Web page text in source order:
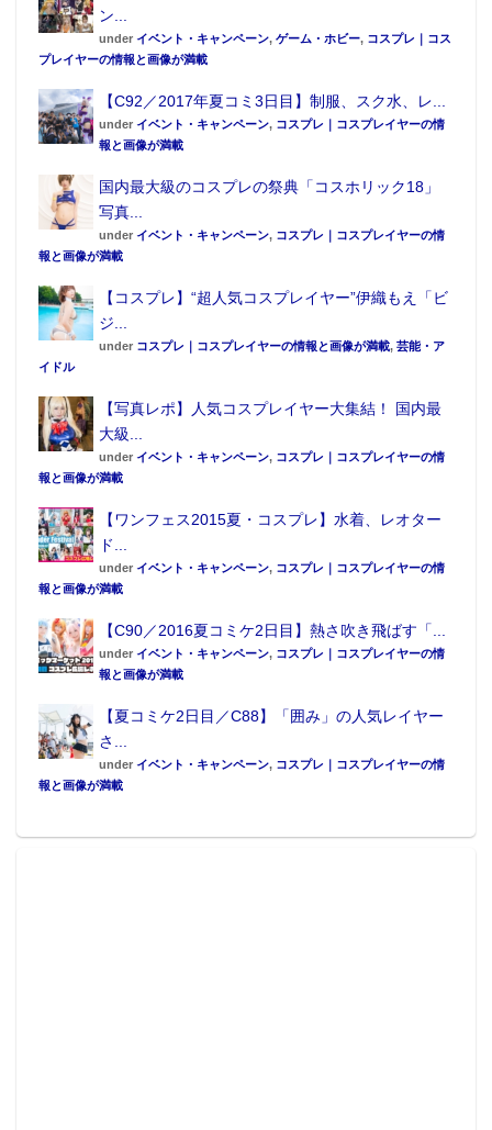
ン...
under イベント・キャンペーン, ゲーム・ホビー, コスプレ｜コス
プレイヤーの情報と画像が満載
【C92／2017年夏コミ3日目】制服、スク水、レ...
under イベント・キャンペーン, コスプレ｜コスプレイヤーの情
報と画像が満載
国内最大級のコスプレの祭典「コスホリック18」
写真...
under イベント・キャンペーン, コスプレ｜コスプレイヤーの情
報と画像が満載
【コスプレ】“超人気コスプレイヤー”伊織もえ「ビ
ジ...
under コスプレ｜コスプレイヤーの情報と画像が満載, 芸能・ア
イドル
【写真レポ】人気コスプレイヤー大集結！ 国内最
大級...
under イベント・キャンペーン, コスプレ｜コスプレイヤーの情
報と画像が満載
【ワンフェス2015夏・コスプレ】水着、レオター
ド...
under イベント・キャンペーン, コスプレ｜コスプレイヤーの情
報と画像が満載
【C90／2016夏コミケ2日目】熱さ吹き飛ばす「...
under イベント・キャンペーン, コスプレ｜コスプレイヤーの情
報と画像が満載
【夏コミケ2日目／C88】「囲み」の人気レイヤー
さ...
under イベント・キャンペーン, コスプレ｜コスプレイヤーの情
報と画像が満載